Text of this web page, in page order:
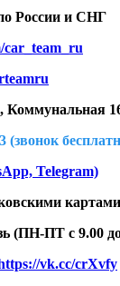
России и СНГ
car_team_ru
Коммунальная
(звонок
Telegram)
картами
(ПН-ПТ с 9.00
vk.cc/crXvfy